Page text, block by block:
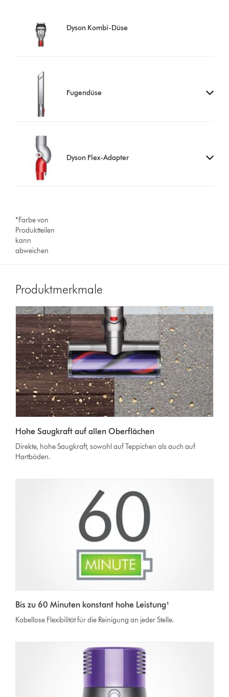
Dyson Kombi-Düse
Fugendüse
Dyson Flex-Adapter
*Farbe von
Produktteilen
kann
abweichen
Produktmerkmale
Hohe Saugkraft auf allen Oberflächen
Direkte, hohe Saugkraft, sowohl auf Teppichen als auch auf
Hartböden.
Bis zu 60 Minuten konstant hohe Leistung¹
Kabellose Flexibilität für die Reinigung an jeder Stelle.